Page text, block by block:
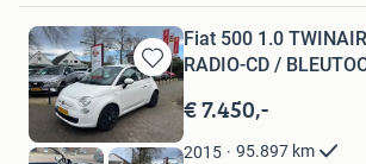
Bewaren
in
Mijn
Favorieten
Fiat 500 1.0
RADIO-CD /
€ 7.450,-
2015 95.897 km